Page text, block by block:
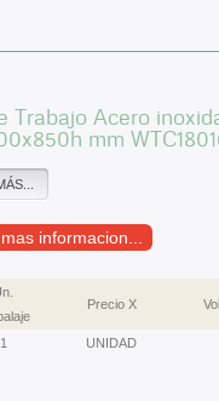
Trabajo Acero
mm
informacion...
Precio X
1 UNIDAD